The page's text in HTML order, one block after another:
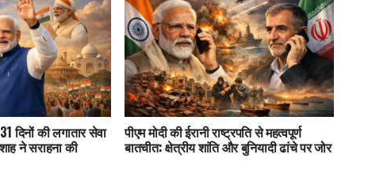
दिनों की लगातार सेवा
ने सराहना की
पीएम मोदी की ईरानी राष्ट्रपति से महत्वपूर्ण
बातचीत: क्षेत्रीय शांति और बुनियादी ढांचे पर जोर